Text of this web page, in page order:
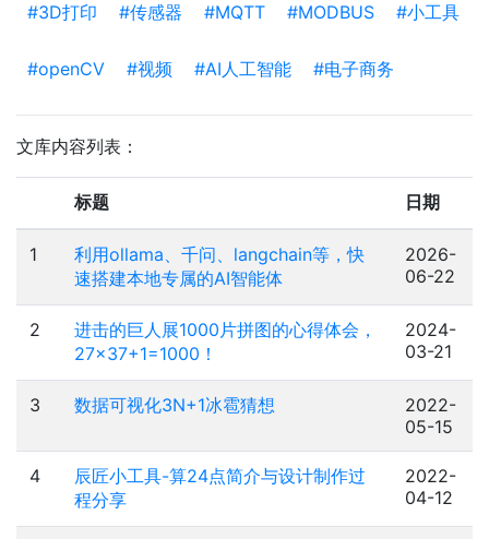
#3D打印 #传感器 #MQTT #MODBUS #小工具
#openCV #视频 #AI人工智能 #电子商务
文库内容列表：
标题 日期
1
利用ollama、千问、langchain等，快
速搭建本地专属的AI智能体
2026-
06-22
2
进击的巨人展1000片拼图的心得体会，
27×37+1=1000！
2024-
03-21
3 数据可视化3N+1冰雹猜想
2022-
05-15
4
辰匠小工具-算24点简介与设计制作过
程分享
2022-
04-12